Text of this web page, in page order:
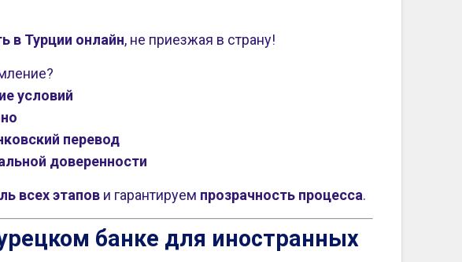
в Турции онлайн, не приезжая в страну!
условий
перевод
доверенности
всех этапов и гарантируем прозрачность процесса.
банке для иностранных